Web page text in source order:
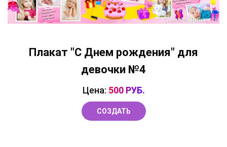
Плакат "С Днем рождения" для
девочки №4
Цена: 500 РУБ.
СОЗДАТЬ